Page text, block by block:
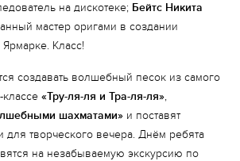
на дискотеке; Бейтс Никита
мастер оригами в создании
Класс!
создавать волшебный песок из самого
«Тру-ля-ля и Тра-ля-ля»,
шахматами» и поставят
для творческого вечера. Днём ребята
на незабываемую экскурсию по